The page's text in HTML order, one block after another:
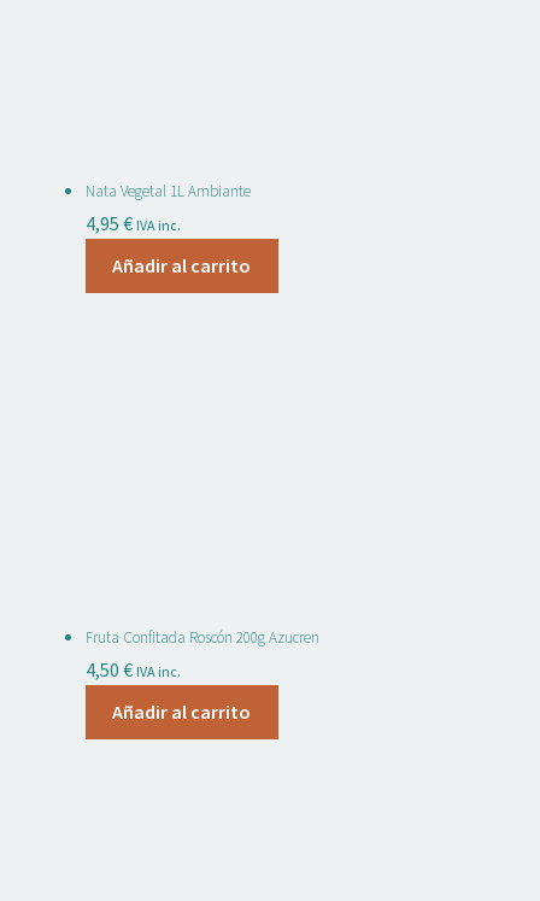
Nata Vegetal 1L Ambiante
4,95 € IVA inc.
Añadir al carrito
Fruta Confitada Roscón 200g Azucren
4,50 € IVA inc.
Añadir al carrito